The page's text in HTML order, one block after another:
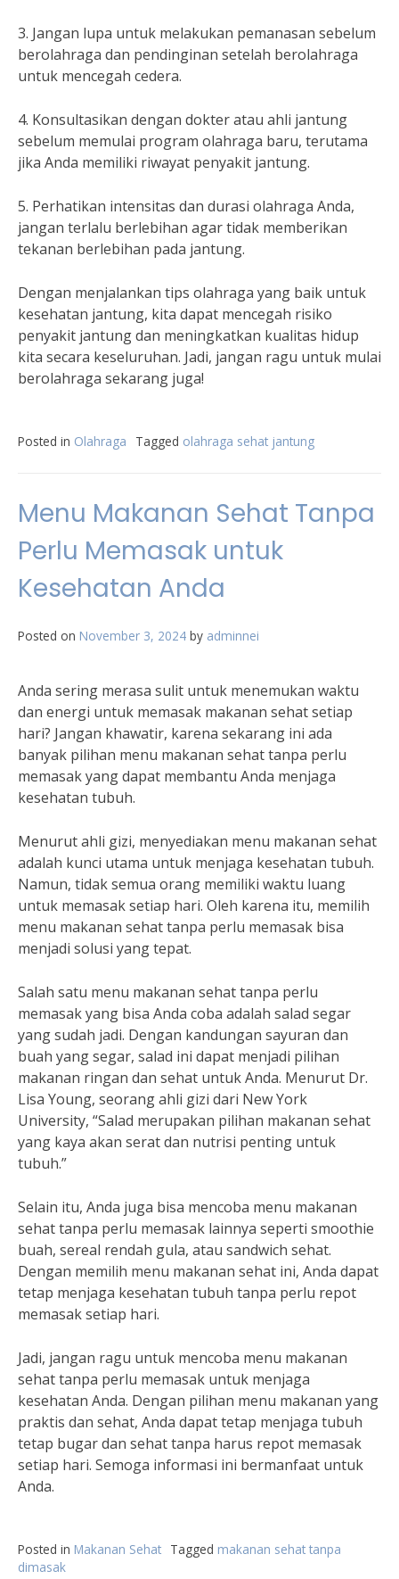
3. Jangan lupa untuk melakukan pemanasan sebelum
berolahraga dan pendinginan setelah berolahraga
untuk mencegah cedera.
4. Konsultasikan dengan dokter atau ahli jantung
sebelum memulai program olahraga baru, terutama
jika Anda memiliki riwayat penyakit jantung.
5. Perhatikan intensitas dan durasi olahraga Anda,
jangan terlalu berlebihan agar tidak memberikan
tekanan berlebihan pada jantung.
Dengan menjalankan tips olahraga yang baik untuk
kesehatan jantung, kita dapat mencegah risiko
penyakit jantung dan meningkatkan kualitas hidup
kita secara keseluruhan. Jadi, jangan ragu untuk mulai
berolahraga sekarang juga!
Posted in Olahraga Tagged olahraga sehat jantung
Menu Makanan Sehat Tanpa
Perlu Memasak untuk
Kesehatan Anda
Posted on November 3, 2024 by adminnei
Anda sering merasa sulit untuk menemukan waktu
dan energi untuk memasak makanan sehat setiap
hari? Jangan khawatir, karena sekarang ini ada
banyak pilihan menu makanan sehat tanpa perlu
memasak yang dapat membantu Anda menjaga
kesehatan tubuh.
Menurut ahli gizi, menyediakan menu makanan sehat
adalah kunci utama untuk menjaga kesehatan tubuh.
Namun, tidak semua orang memiliki waktu luang
untuk memasak setiap hari. Oleh karena itu, memilih
menu makanan sehat tanpa perlu memasak bisa
menjadi solusi yang tepat.
Salah satu menu makanan sehat tanpa perlu
memasak yang bisa Anda coba adalah salad segar
yang sudah jadi. Dengan kandungan sayuran dan
buah yang segar, salad ini dapat menjadi pilihan
makanan ringan dan sehat untuk Anda. Menurut Dr.
Lisa Young, seorang ahli gizi dari New York
University, “Salad merupakan pilihan makanan sehat
yang kaya akan serat dan nutrisi penting untuk
tubuh.”
Selain itu, Anda juga bisa mencoba menu makanan
sehat tanpa perlu memasak lainnya seperti smoothie
buah, sereal rendah gula, atau sandwich sehat.
Dengan memilih menu makanan sehat ini, Anda dapat
tetap menjaga kesehatan tubuh tanpa perlu repot
memasak setiap hari.
Jadi, jangan ragu untuk mencoba menu makanan
sehat tanpa perlu memasak untuk menjaga
kesehatan Anda. Dengan pilihan menu makanan yang
praktis dan sehat, Anda dapat tetap menjaga tubuh
tetap bugar dan sehat tanpa harus repot memasak
setiap hari. Semoga informasi ini bermanfaat untuk
Anda.
Posted in Makanan Sehat Tagged makanan sehat tanpa
dimasak